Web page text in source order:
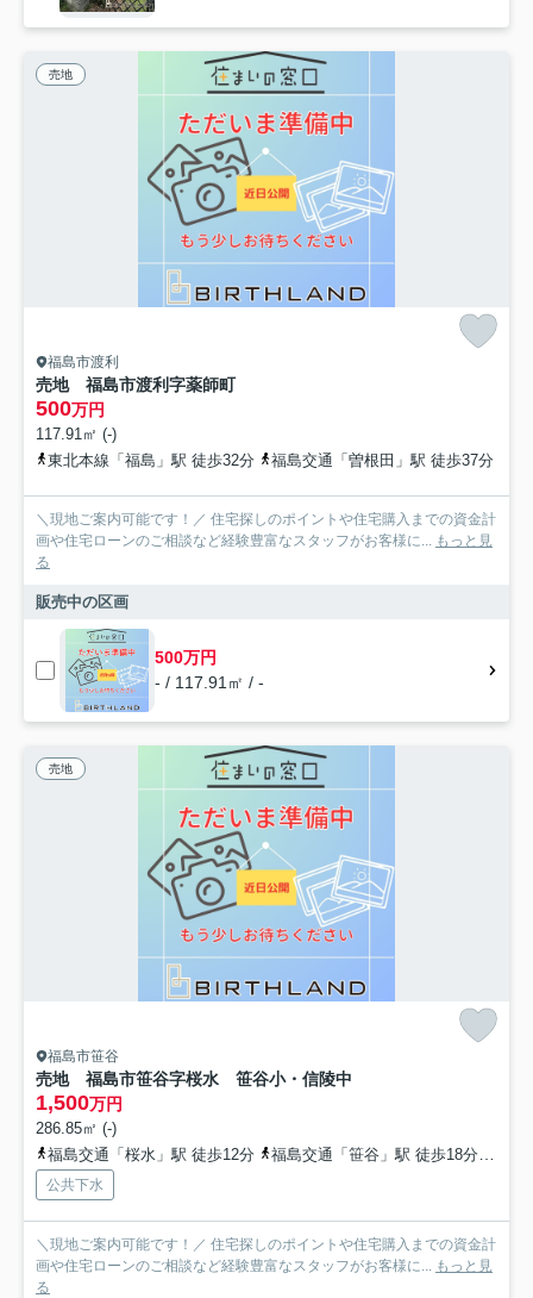
売地
福島市渡利
売地 福島市渡利字薬師町
500万円
117.91㎡ (-)
東北本線「福島」駅 徒歩32分
福島交通「曽根田」駅 徒歩37分
＼現地ご案内可能です！／ 住宅探しのポイントや住宅購入までの資金計
画や住宅ローンのご相談など経験豊富なスタッフがお客様に... もっと見
る
販売中の区画
500万円
- / 117.91㎡ / -
売地
福島市笹谷
売地 福島市笹谷字桜水 笹谷小・信陵中
1,500万円
286.85㎡ (-)
福島交通「桜水」駅 徒歩12分
福島交通「笹谷」駅 徒歩18分
公共下水
＼現地ご案内可能です！／ 住宅探しのポイントや住宅購入までの資金計
画や住宅ローンのご相談など経験豊富なスタッフがお客様に... もっと見
る